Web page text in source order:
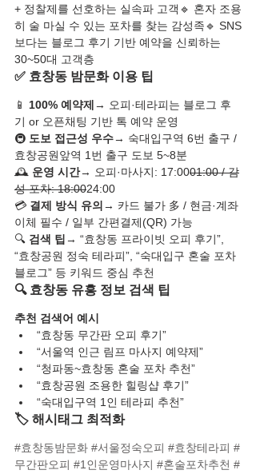
+ 정찰제를 선호하는 실속파 고객🔹 혼자 조용
히 술 마실 수 있는 포차를 찾는 감성족🔹 SNS
보다는 블로그 후기 기반 예약을 신뢰하는
30~50대 고객층
✅ 효창동 밤문화 이용 팁
📱 100% 예약제 → 오피·테라피는 블로그 후
기 or 오픈채팅 기반 톡 예약 운영
🚇 도보 접근성 우수→ 숙대입구역 6번 출구 /
효창공원앞역 1번 출구 도보 5~8분
🕰️ 운영 시간→ 오피·마사지: 17:0001:00 / 감
성 포차: 18:0024:00
💳 결제 방식 유의 → 카드 불가 多 / 현금·계좌
이체 필수 / 일부 간편결제(QR) 가능
🔍 검색 팁 → “효창동 프라이빗 오피 후기”,
“효창공원 정숙 테라피”, “숙대입구 혼술 포차
블로그” 등 키워드 중심 추천
🔍 효창동 유흥 정보 검색 팁
추천 검색어 예시
“효창동 무간판 오피 후기”
“서울역 인근 림프 마사지 예약제”
“청파동~효창동 혼술 포차 추천”
“효창공원 조용한 힐링샵 후기”
“숙대입구역 1인 테라피 추천”
🏷️ 해시태그 최적화
#효창동밤문화 #서울정숙오피 #효창테라피 #
무간판오피 #1인운영마사지 #혼술포차추천 #